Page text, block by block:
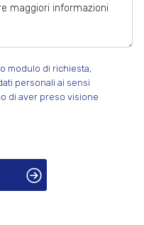
modulo di richiesta,
personali ai sensi
di aver preso visione